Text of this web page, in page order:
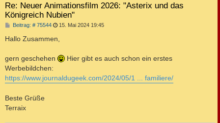
Re: Neuer Animationsfilm 2026: "Asterix und das
Königreich Nubien"
Beitrag: # 75544B
i
a
g
15. Mai 2024 19:45
Hallo Zusammen,
gern geschehen
Hier gibt es auch schon ein erstes
Werbebildchen:
https://www.journaldugeek.com/2024/05/1 ... familiere/
Beste Grüße
Terraix